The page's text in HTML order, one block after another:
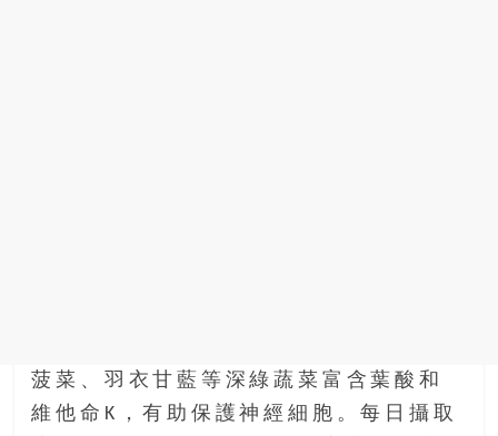
菠菜、羽衣甘藍等深綠蔬菜富含葉酸和
維他命K，有助保護神經細胞。每日攝取